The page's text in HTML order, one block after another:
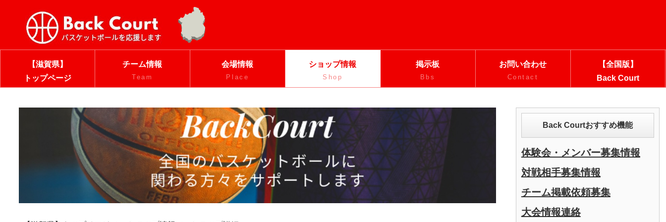
【滋賀県】
トップページ
チーム情報
Team
会場情報
Place
ショップ情報
Shop
掲示板
Bbs
お問い合わせ
Contact
【全国版】
Back Court
Back Courtおすすめ機能
体験会・メンバー募集情報
対戦相手募集情報
チーム掲載依頼募集
大会情報連絡